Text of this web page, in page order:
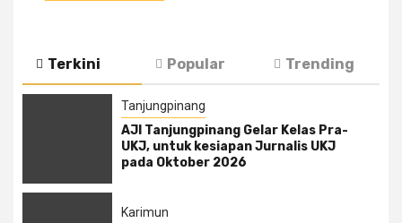
Terkini Popular Trending
Tanjungpinang
AJI Tanjungpinang Gelar Kelas Pra-
UKJ, untuk kesiapan Jurnalis UKJ
pada Oktober 2026
Karimun